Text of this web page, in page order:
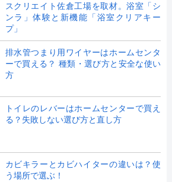
スクリエイト佐倉工場を取材。浴室「シ
ンラ」体験と新機能「浴室クリアキー
プ」
排水管つまり用ワイヤーはホームセンタ
ーで買える？ 種類・選び方と安全な使い
方
トイレのレバーはホームセンターで買え
る？失敗しない選び方と直し方
カビキラーとカビハイターの違いは？使
う場所で選ぶ！